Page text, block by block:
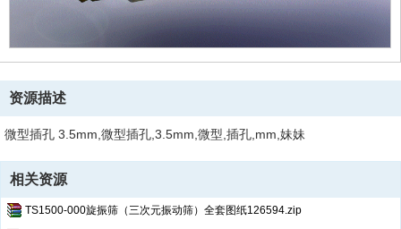
资源描述
微型插孔 3.5mm,微型插孔,3.5mm,微型,插孔,mm,妹妹
相关资源
TS1500-000旋振筛（三次元振动筛）全套图纸126594.zip